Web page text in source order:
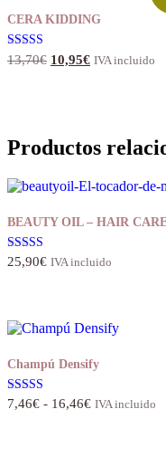
CERA KIDDING
Valorado con
5.00
13,70€ El
10,95€ElIVA incluido
Productos
BEAUTY OIL – HAIR
Valorado con
5.00
25,90€ IVA incluido
Champú Densify
Valorado con
5.00
7,46€ - 16,46€Rango
IVA incluido